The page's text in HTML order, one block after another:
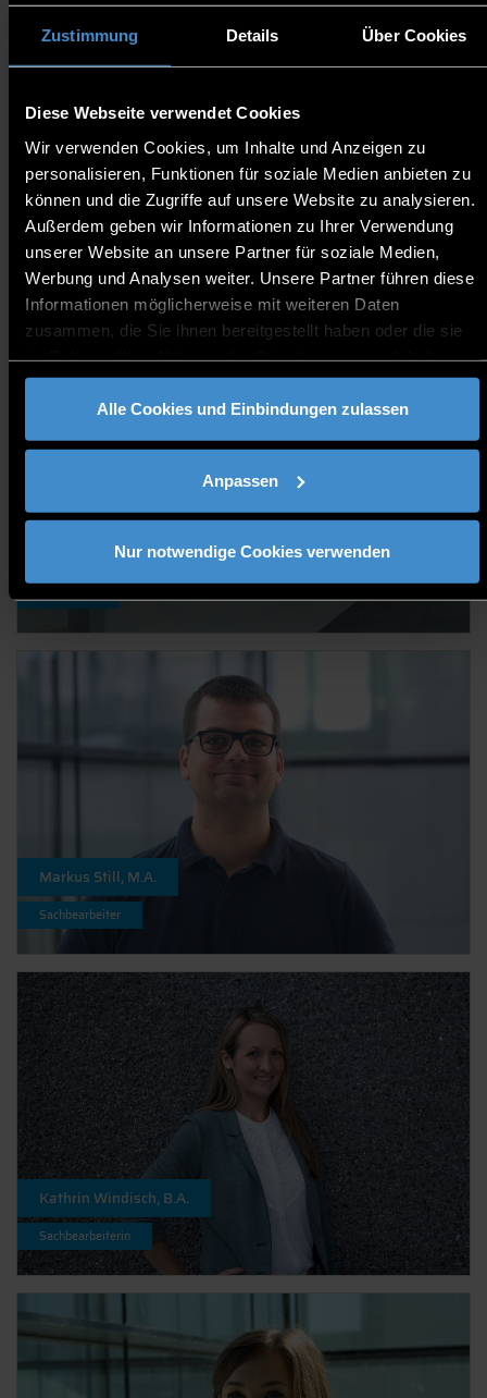
Zustimmung Details Über Cookies
Diese Webseite verwendet Cookies
Wir verwenden Cookies, um Inhalte und Anzeigen zu
personalisieren, Funktionen für soziale Medien anbieten zu
können und die Zugriffe auf unsere Website zu analysieren.
Außerdem geben wir Informationen zu Ihrer Verwendung
unserer Website an unsere Partner für soziale Medien,
Werbung und Analysen weiter. Unsere Partner führen diese
Informationen möglicherweise mit weiteren Daten
zusammen, die Sie ihnen bereitgestellt haben oder die sie
Alle Cookies und Einbindungen zulassen
Anpassen
Nur notwendige Cookies verwenden
Katrin Genau
Sachbearbeiterin
Stephan Klauser, B.Eng.
Teamleiter
Markus Still, M.A.
Sachbearbeiter
Kathrin Windisch, B.A.
Sachbearbeiterin